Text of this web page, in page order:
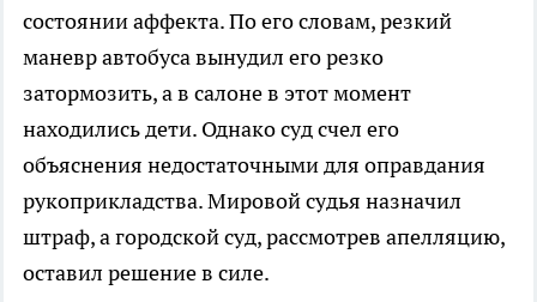
состоянии аффекта. По его словам, резкий
маневр автобуса вынудил его резко
затормозить, а в салоне в этот момент
находились дети. Однако суд счел его
объяснения недостаточными для оправдания
рукоприкладства. Мировой судья назначил
штраф, а городской суд, рассмотрев апелляцию,
оставил решение в силе.